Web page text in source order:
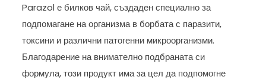
Parazol е билков чай, създаден специално за
подпомагане на организма в борбата с паразити,
токсини и различни патогенни микроорганизми.
Благодарение на внимателно подбраната си
формула, този продукт има за цел да подпомогне